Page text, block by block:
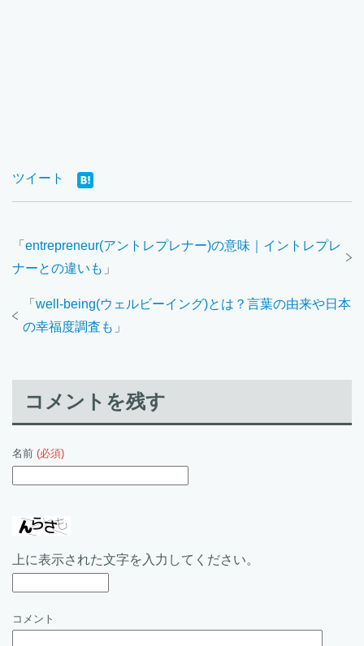
ツイート
「 entrepreneur(アントレプレナー)の意味｜イントレプレ
ナーとの違いも 」
「 well-being(ウェルビーイング)とは？言葉の由来や日本
の幸福度調査も 」
コメントを残す
名前 (必須)
上に表示された文字を入力してください。
コメント